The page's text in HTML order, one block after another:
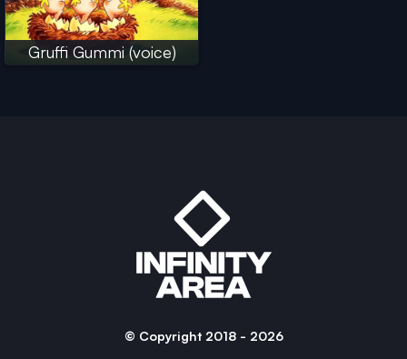
Gruffi Gummi (voice)
© Copyright 2018 - 2026